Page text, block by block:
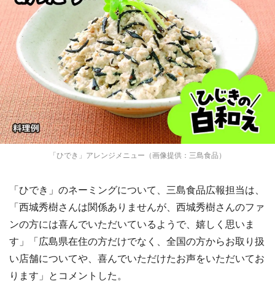
「ひでき」アレンジメニュー（画像提供：三島食品）
「ひでき」のネーミングについて、三島食品広報担当は、
「西城秀樹さんは関係ありませんが、西城秀樹さんのファ
ンの方には喜んでいただいているようで、嬉しく思いま
す」「広島県在住の方だけでなく、全国の方からお取り扱
い店舗についてや、喜んでいただけたお声をいただいてお
ります」とコメントした。